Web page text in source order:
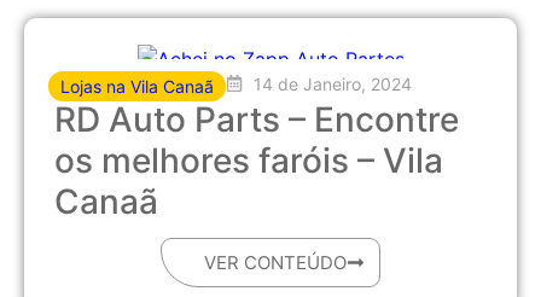
Lojas na Vila Canaã 14 de Janeiro, 2024
RD Auto Parts – Encontre
os melhores faróis – Vila
Canaã
VER CONTEÚDO